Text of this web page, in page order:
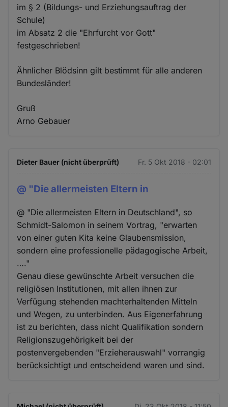
im § 2 (Bildungs- und Erziehungsauftrag der
Schule)
im Absatz 2 die "Ehrfurcht vor Gott"
festgeschrieben!
Ähnlicher Blödsinn gilt bestimmt für alle anderen
Bundesländer!
Gruß
Arno Gebauer
Dieter Bauer (nicht überprüft) Fr. 5 Okt 2018 - 02:01
@ "Die allermeisten Eltern in
@ "Die allermeisten Eltern in Deutschland", so
Schmidt-Salomon in seinem Vortrag, "erwarten
von einer guten Kita keine Glaubensmission,
sondern eine professionelle pädagogische Arbeit,
…."
Genau diese gewünschte Arbeit versuchen die
religiösen Institutionen, mit allen ihnen zur
Verfügung stehenden machterhaltenden Mitteln
und Wegen, zu unterbinden. Aus Eigenerfahrung
ist zu berichten, dass nicht Qualifikation sondern
Religionszugehörigkeit bei der
postenvergebenden "Erzieherauswahl" vorrangig
berücksichtigt und entscheidend waren und sind.